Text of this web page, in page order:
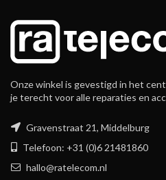
Onze winkel is gevestigd in het
je terecht voor alle reparaties en
Gravenstraat 21, Middelburg
Telefoon: +31 (0)6 21481860
hallo@ratelecom.nl